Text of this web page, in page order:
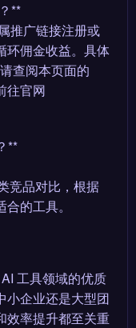
**
推广链接注册或
环佣金收益。具体
查阅本页面的
往官网
**
竞品对比，根据
的工具。
工具领域的优质
小企业还是大型团
效率提升都至关重